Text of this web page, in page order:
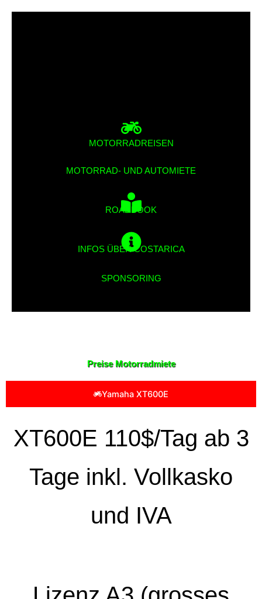
MOTORRADREISEN
MOTORRAD- UND AUTOMIETE
ROADBOOK
INFOS ÜBER COSTARICA
SPONSORING
Preise Motorradmiete
Yamaha XT600E
XT600E 110$/Tag ab 3
Tage inkl. Vollkasko
und IVA